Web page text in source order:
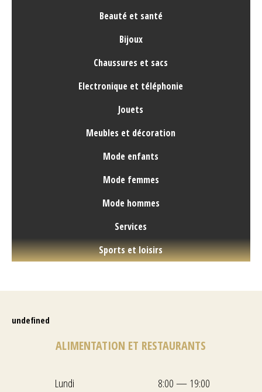
Beauté et santé
Bijoux
Chaussures et sacs
Electronique et téléphonie
Jouets
Meubles et décoration
Mode enfants
Mode femmes
Mode hommes
Services
Sports et loisirs
undefined
ALIMENTATION ET RESTAURANTS
Lundi
8:00 — 19:00